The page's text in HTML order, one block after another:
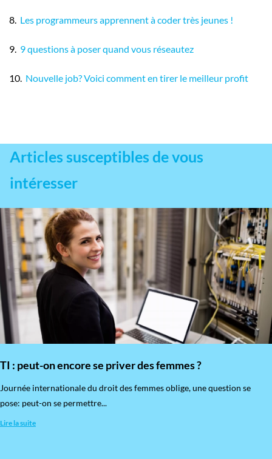
8. Les programmeurs apprennent à coder très jeunes !
9. 9 questions à poser quand vous réseautez
10. Nouvelle job? Voici comment en tirer le meilleur profit
Articles susceptibles de vous
intéresser
TI : peut-on encore se priver des femmes ?
​Journée internationale du droit des femmes oblige, une question se
pose: peut-on se permettre...
Lire la suite